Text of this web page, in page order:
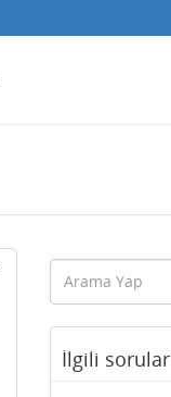
İlgili sorular